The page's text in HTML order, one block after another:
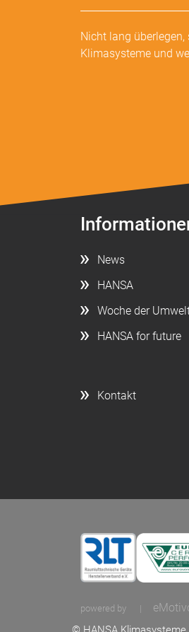
Nicht lang
Klimasysteme und
News
HANSA
Woche der
HANSA for future
Kontakt
powered by |